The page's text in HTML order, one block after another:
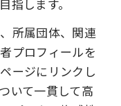
指します。
所属団体、関連
プロフィールを
ージにリンクし
いて一貫して高